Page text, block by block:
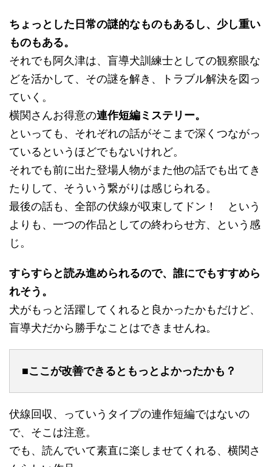
ちょっとした日常の謎的なものもあるし、少し重い
ものもある。
それでも阿久津は、盲導犬訓練士としての観察眼な
どを活かして、その謎を解き、トラブル解決を図っ
ていく。
横関さんお得意の連作短編ミステリー。
といっても、それぞれの話がそこまで深くつながっ
ているというほどでもないけれど。
それでも前に出た登場人物がまた他の話でも出てき
たりして、そういう繋がりは感じられる。
最後の話も、全部の伏線が収束してドン！ という
よりも、一つの作品としての終わらせ方、という感
じ。
すらすらと読み進められるので、誰にでもすすめら
れそう。
犬がもっと活躍してくれると良かったかもだけど、
盲導犬だから勝手なことはできませんね。
■ここが改善できるともっとよかったかも？
伏線回収、っていうタイプの連作短編ではないの
で、そこは注意。
でも、読んでいて素直に楽しませてくれる、横関さ